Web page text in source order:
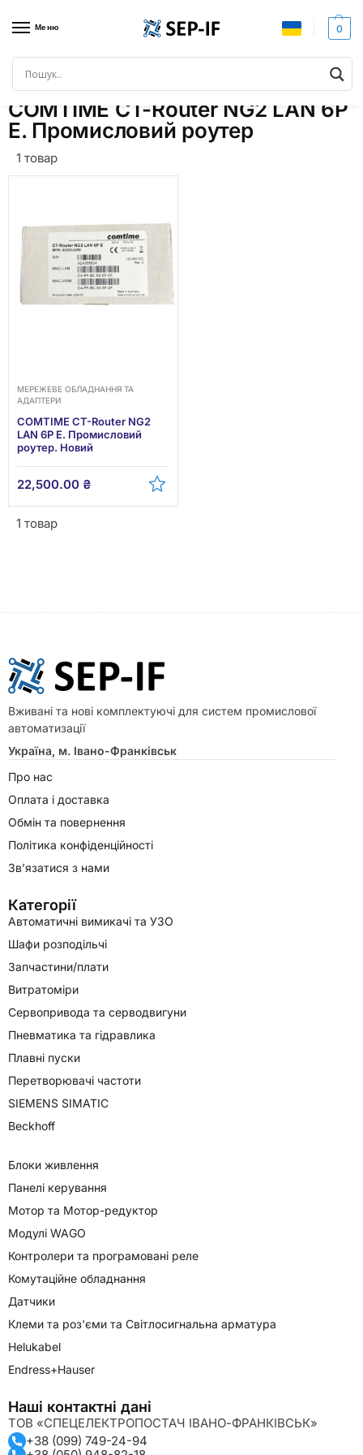
Меню 0
Головна Товари з позначками “COMTIME CT-Router NG2 LAN 6P E. Промисловий роутер”
COMTIME CT-Router NG2 LAN 6P
E. Промисловий роутер
1 товар
МЕРЕЖЕВЕ ОБЛАДНАННЯ ТА
АДАПТЕРИ
COMTIME CT-Router NG2
LAN 6P E. Промисловий
роутер. Новий
22,500.00 ₴
1 товар
Вживані та нові комплектуючі для систем промислової
автоматизації
Україна, м. Івано-Франківськ
Про нас
Оплата і доставка
Обмін та повернення
Політика конфіденційності
Зв’язатися з нами
Категорії
Автоматичні вимикачі та УЗО
Шафи розподільчі
Запчастини/плати
Витратоміри
Сервопривода та серводвигуни
Пневматика та гідравлика
Плавні пуски
Перетворювачі частоти
SIEMENS SIMATIC
Beckhoff
Блоки живлення
Панелі керування
Мотор та Мотор-редуктор
Модулі WAGO
Контролери та програмовані реле
Комутаційне обладнання
Датчики
Клеми та роз'єми та Світлосигнальна арматура
Helukabel
Endress+Hauser
Наші контактні дані
ТОВ «СПЕЦЕЛЕКТРОПОСТАЧ ІВАНО-ФРАНКІВСЬК»
+38 (099) 749-24-94